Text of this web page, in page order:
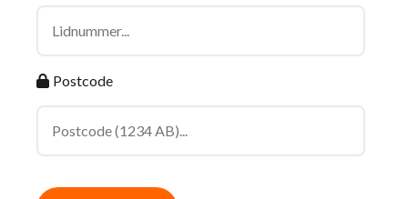
Postcode